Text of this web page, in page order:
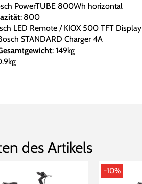
PowerTUBE 800Wh horizontal
: 800
LED Remote / KIOX 500 TFT Display
STANDARD Charger 4A
: 149kg
des Artikels
-10%